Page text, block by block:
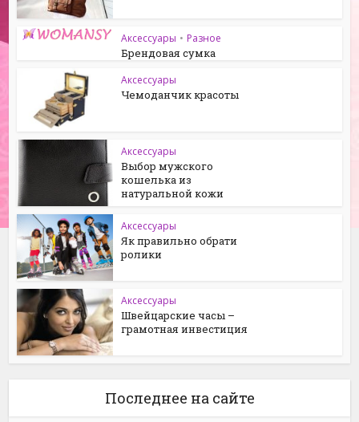
Аксессуары • Разное
Брендовая сумка
Аксессуары
Чемоданчик красоты
Аксессуары
Выбор мужского
кошелька из
натуральной кожи
Аксессуары
Як правильно обрати
ролики
Аксессуары
Швейцарские часы –
грамотная инвестиция
Последнее на сайте